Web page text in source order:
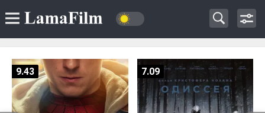
9.43 7.09